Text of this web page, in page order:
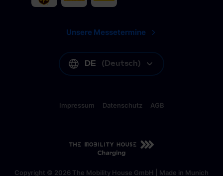
Unsere Messetermine
DE (Deutsch)
Copyright © 2026 The Mobility House GmbH | Made in Munich
Impressum Datenschutz AGB